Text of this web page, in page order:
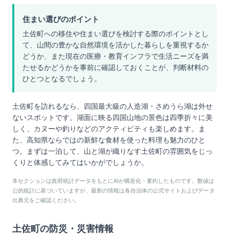
住まい選びのポイント
土佐町への移住や住まい選びを検討する際のポイントとし
て、山間の豊かな自然環境を活かした暮らしを重視するか
どうか、また現在の医療・教育インフラで生活ニーズを満
たせるかどうかを事前に確認しておくことが、判断材料の
ひとつとなるでしょう。
土佐町を訪れるなら、四国最大級の人造湖・さめうら湖は外せ
ないスポットです。湖面に映る四国山地の景色は四季折々に美
しく、カヌーや釣りなどのアクティビティも楽しめます。ま
た、高知県ならではの新鮮な食材を使った料理も魅力のひと
つ。まずは一泊して、山と湖が織りなす土佐町の雰囲気をじっ
くりと体感してみてはいかがでしょうか。
本セクションは政府統計データをもとにAIが構造化・要約したものです。数値は
公的統計に基づいていますが、最新の情報は各自治体の公式サイトおよびデータ
出典元をご確認ください。
土佐町 の防災・災害情報